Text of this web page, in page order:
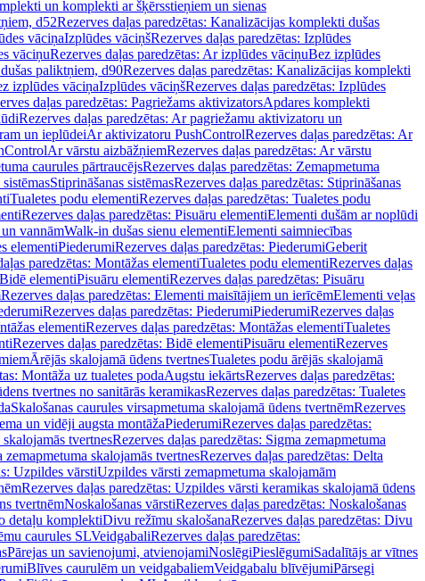
un komplekti ar šķērsstieņiem un sienas
d52Rezerves daļas paredzētas: Kanalizācijas komplekti dušas
vāciņaIzplūdes vāciņšRezerves daļas paredzētas: Izplūdes
vāciņuRezerves daļas paredzētas: Ar izplūdes vāciņuBez izplūdes
paliktņiem, d90Rezerves daļas paredzētas: Kanalizācijas komplekti
izplūdes vāciņaIzplūdes vāciņšRezerves daļas paredzētas: Izplūdes
daļas paredzētas: Pagriežams aktivizatorsApdares komplekti
Rezerves daļas paredzētas: Ar pagriežamu aktivizatoru un
un ieplūdeiAr aktivizatoru PushControlRezerves daļas paredzētas: Ar
Ar vārstu aizbāžņiemRezerves daļas paredzētas: Ar vārstu
caurules pārtraucējsRezerves daļas paredzētas: Zemapmetuma
Stiprināšanas sistēmasRezerves daļas paredzētas: Stiprināšanas
Tualetes podu elementiRezerves daļas paredzētas: Tualetes podu
Rezerves daļas paredzētas: Pisuāru elementiElementi dušām ar noplūdi
vannāmWalk-in dušas sienu elementiElementi saimniecības
elementiPiederumiRezerves daļas paredzētas: PiederumiGeberit
paredzētas: Montāžas elementiTualetes podu elementiRezerves daļas
elementiPisuāru elementiRezerves daļas paredzētas: Pisuāru
Rezerves daļas paredzētas: Elementi maisītājiem un ierīcēmElementi veļas
Rezerves daļas paredzētas: PiederumiPiederumiRezerves daļas
elementiRezerves daļas paredzētas: Montāžas elementiTualetes
Rezerves daļas paredzētas: Bidē elementiPisuāru elementiRezerves
Ārējās skalojamā ūdens tvertnesTualetes podu ārējās skalojamā
Montāža uz tualetes podaAugstu iekārtsRezerves daļas paredzētas:
tvertnes no sanitārās keramikasRezerves daļas paredzētas: Tualetes
Skalošanas caurules virsapmetuma skalojamā ūdens tvertnēmRezerves
un vidēji augsta montāžaPiederumiRezerves daļas paredzētas:
tvertnesRezerves daļas paredzētas: Sigma zemapmetuma
zemapmetuma skalojamās tvertnesRezerves daļas paredzētas: Delta
Uzpildes vārstiUzpildes vārsti zemapmetuma skalojamām
Rezerves daļas paredzētas: Uzpildes vārsti keramikas skalojamā ūdens
tvertnēmNoskalošanas vārstiRezerves daļas paredzētas: Noskalošanas
detaļu komplektiDivu režīmu skalošanaRezerves daļas paredzētas: Divu
caurules SLVeidgabaliRezerves daļas paredzētas:
Pārejas un savienojumi, atvienojamiNoslēgiPieslēgumiSadalītājs ar vītnes
Blīves caurulēm un veidgabaliemVeidgabalu blīvējumiPārsegi